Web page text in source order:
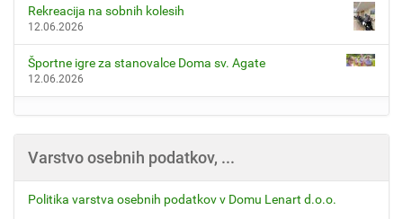
Rekreacija na sobnih kolesih
12.06.2026
Športne igre za stanovalce Doma sv. Agate
12.06.2026
Varstvo osebnih podatkov, ...
Politika varstva osebnih podatkov v Domu Lenart d.o.o.